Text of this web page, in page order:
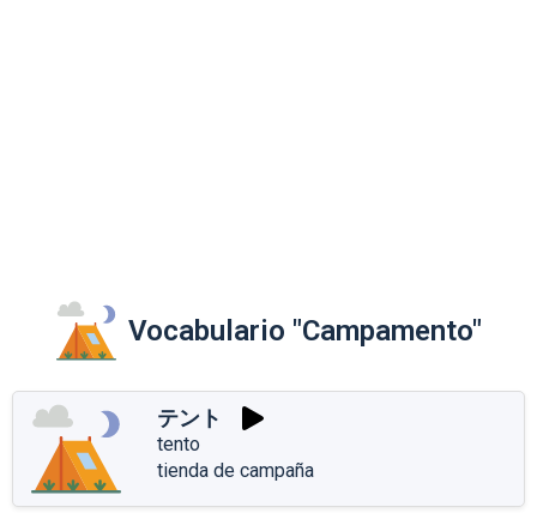
Vocabulario "Campamento"
テント
tento
tienda de campaña